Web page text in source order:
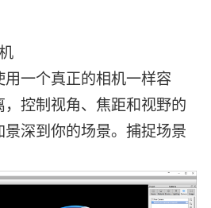
一个真正的相机一样容
控制视角、焦距和视野的
深到你的场景。捕捉场景